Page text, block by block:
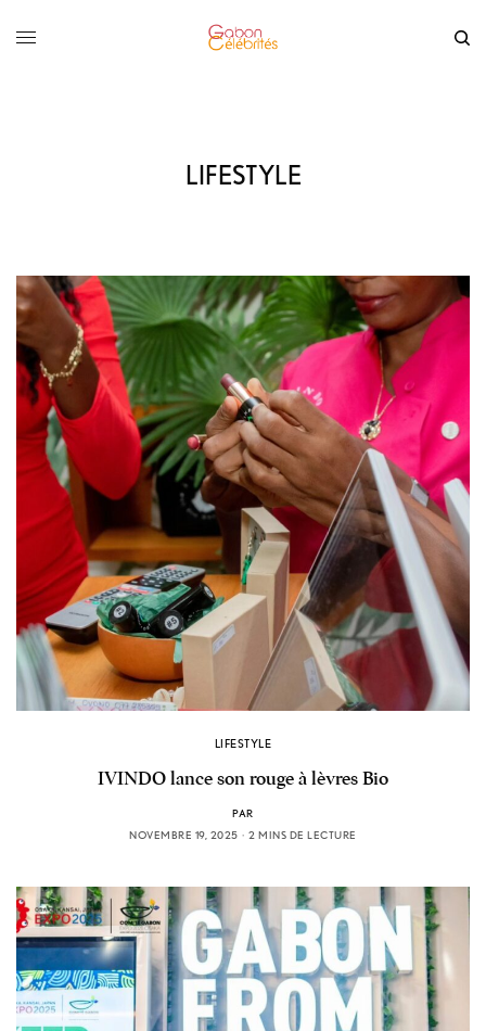
LIFESTYLE
LIFESTYLE
IVINDO lance son rouge à lèvres Bio
PAR
NOVEMBRE 19, 2025
2 MINS DE LECTURE